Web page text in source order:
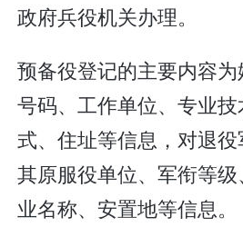
政府兵役机关办理。
预备役登记的主要内容
号码、工作单位、专业
式、住址等信息，对退
其原服役单位、军衔等
业名称、安置地等信息。